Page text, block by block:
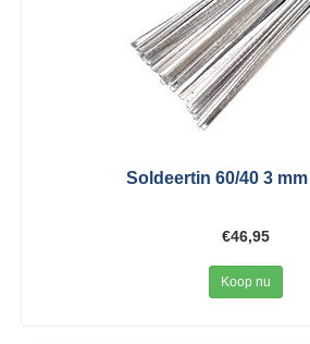
Soldeertin 60/40 3
€46,95
Koop nu